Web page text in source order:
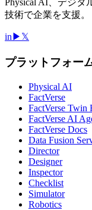
Physical AI、デジ
技術で企業を支援。
in ▶ 𝕏
プラットフォー
Physical AI
FactVerse
FactVerse Twin
FactVerse AI
FactVerse Docs
Data Fusion
Director
Designer
Inspector
Checklist
Simulator
Robotics